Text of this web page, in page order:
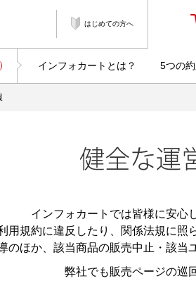
はじめての方へ
インフォカートとは？ 5つの
インフォカートでは皆様に安心
用規約に違反したり、関係法規に照
のほか、該当商品の販売中止・該当
弊社でも販売ページの巡